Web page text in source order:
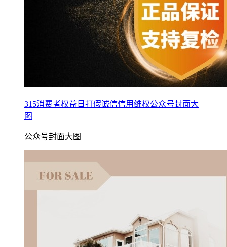
315消费者权益日打假诚信信用维权公众号封面大
图
公众号封面大图